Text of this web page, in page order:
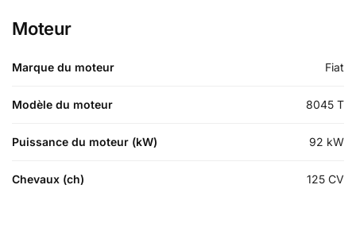
Moteur
Marque du moteur Fiat
Modèle du moteur 8045 T
Puissance du moteur (kW) 92 kW
Chevaux (ch) 125 CV